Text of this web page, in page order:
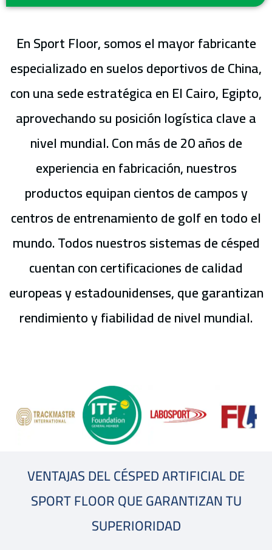
En Sport Floor, somos el mayor fabricante
especializado en suelos deportivos de China,
con una sede estratégica en El Cairo, Egipto,
aprovechando su posición logística clave a
nivel mundial. Con más de 20 años de
experiencia en fabricación, nuestros
productos equipan cientos de campos y
centros de entrenamiento de golf en todo el
mundo. Todos nuestros sistemas de césped
cuentan con certificaciones de calidad
europeas y estadounidenses, que garantizan
rendimiento y fiabilidad de nivel mundial.
VENTAJAS DEL CÉSPED ARTIFICIAL DE
SPORT FLOOR QUE GARANTIZAN TU
SUPERIORIDAD